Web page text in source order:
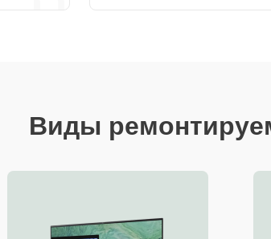
Виды